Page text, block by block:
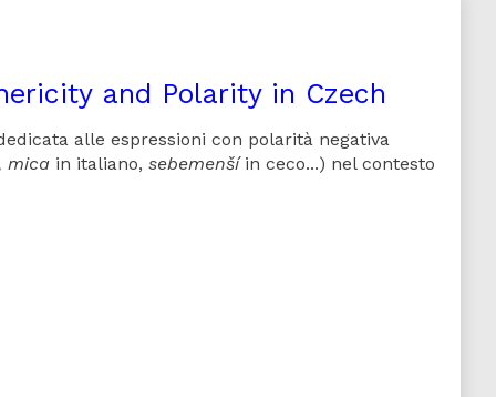
and Polarity in Czech
alle espressioni con polarità negativa
micain italiano, sebemenší in ceco...) nel contesto